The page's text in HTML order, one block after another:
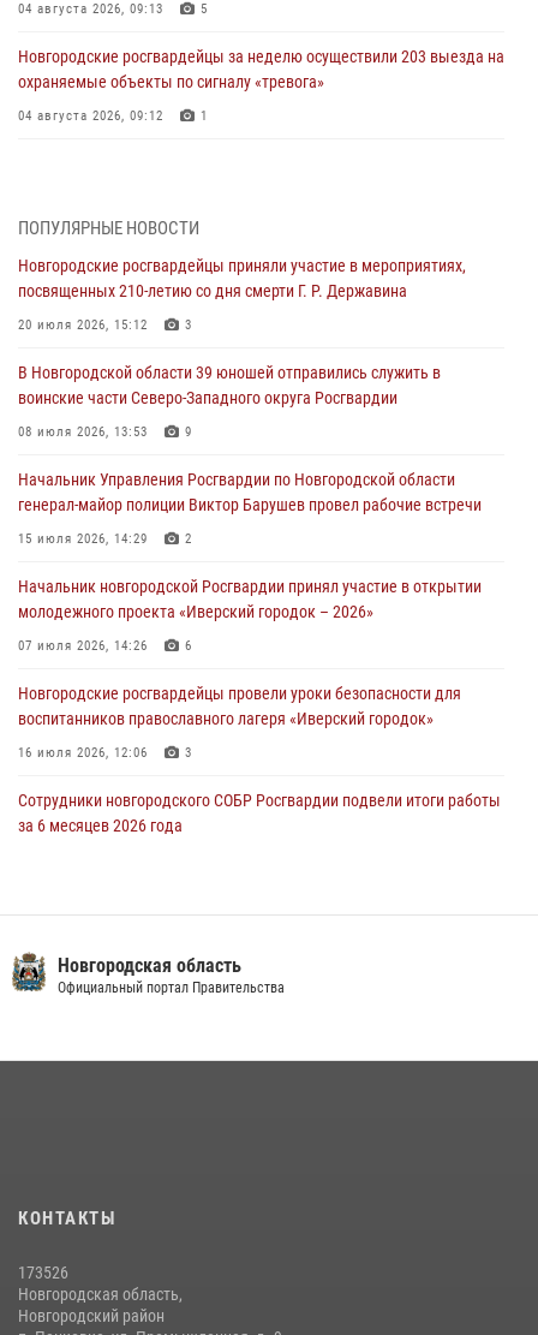
04 августа 2026, 09:13 5
Новгородские росгвардейцы за неделю осуществили 203 выезда на
охраняемые объекты по сигналу «тревога»
04 августа 2026, 09:12 1
В Великом Новгороде сотрудники центра лицензионно-
разрешительной работы Росгвардии провели телефонную «горячую
30 июля 2026, 14:36 1
Новгородские росгвардейцы рассказали о службе детям из летнего
30 июля 2026, 08:40 5
Новгородские росгвардейцы задержали мужчину
Телесюжет в программе "Новгородское областное телевидение.
Новости часа." от 29 июля 2026 года. Новгородские призывники
29 июля 2026, 12:54 1
ПОПУЛЯРНЫЕ НОВОСТИ
Новгородские росгвардейцы приняли участие в мероприятиях,
посвященных 210-летию со дня смерти Г. Р. Державина
20 июля 2026, 15:12 3
В Новгородской области 39 юношей отправились служить в
воинские части Северо-Западного округа Росгвардии
08 июля 2026, 13:53 9
Начальник Управления Росгвардии по Новгородской области
генерал-майор полиции Виктор Барушев провел рабочие встречи
15 июля 2026, 14:29 2
Начальник новгородской Росгвардии принял участие в открытии
молодежного проекта «Иверский городок – 2026»
07 июля 2026, 14:26 6
Новгородские росгвардейцы провели уроки безопасности для
воспитанников православного лагеря «Иверский городок»
16 июля 2026, 12:06 3
Сотрудники новгородского СОБР Росгвардии подвели итоги работы
за 6 месяцев 2026 года
08 июля 2026, 13:48 3
подвел итоги служебной деятельности сотрудников
вневедомственной охраны за первое полугодие 2026 года
Новгородская область
Официальный портал Правительства
КОНТАКТЫ
173526
Новгородская область,
Новгородский район